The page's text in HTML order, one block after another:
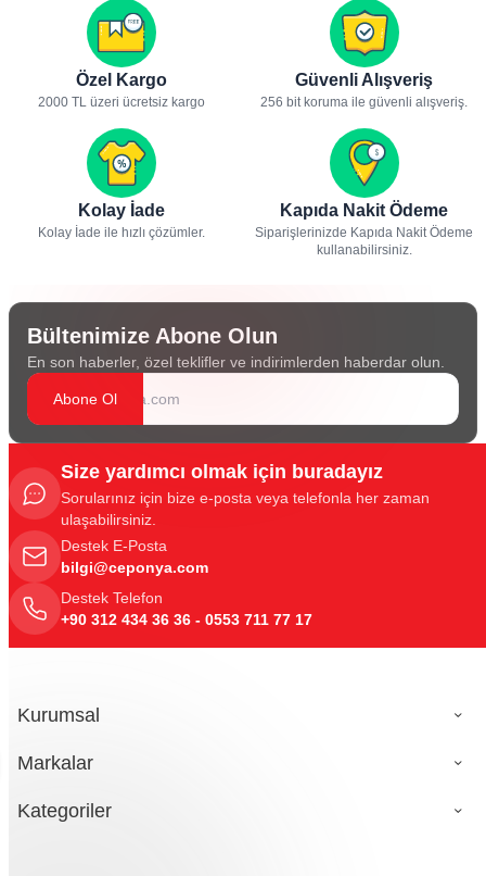
Özel Kargo
2000 TL üzeri ücretsiz kargo
Güvenli Alışveriş
256 bit koruma ile güvenli alışveriş.
Kolay İade
Kolay İade ile hızlı çözümler.
Kapıda Nakit Ödeme
Siparişlerinizde Kapıda Nakit Ödeme
kullanabilirsiniz.
Bültenimize Abone Olun
En son haberler, özel teklifler ve indirimlerden haberdar olun.
Abone Ol
Size yardımcı olmak için buradayız
Sorularınız için bize e-posta veya telefonla her zaman
ulaşabilirsiniz.
Destek E-Posta
bilgi@ceponya.com
Destek Telefon
+90 312 434 36 36 - 0553 711 77 17
Kurumsal
Markalar
Kategoriler